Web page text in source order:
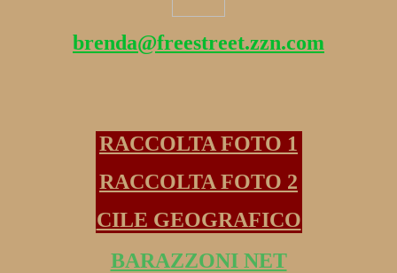
brenda@freestreet.zzn.com
RACCOLTA FOTO 1
RACCOLTA FOTO 2
CILE GEOGRAFICO
BARAZZONI NET